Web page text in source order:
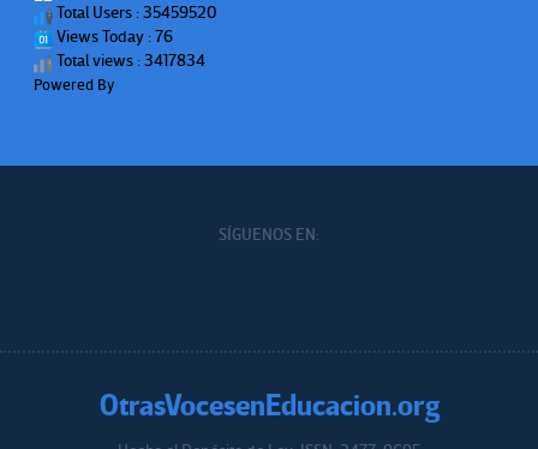
Total Users : 35459520
Views Today : 76
Total views : 3417834
Powered By
SÍGUENOS EN:
OtrasVocesenEducacion.org